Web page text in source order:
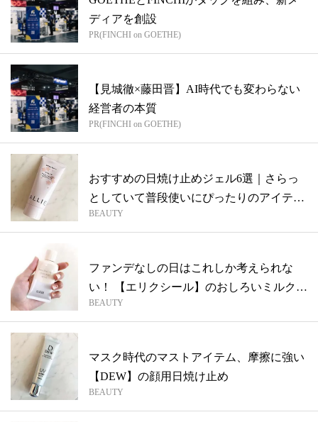
ディアを創設
PR(FINCHI on GOETHE)
【見城徹×藤田晋】AI時代でも変わらない
経営者の本質
PR(FINCHI on GOETHE)
おすすめの日焼け止めジェル6選｜さらっ
としていて普段使いにぴったりのアイテム
まと...
BEAUTY
ファンデなしの日はこれしか考えられな
い！ 【エリクシール】のおしろいミルク・
カバ...
BEAUTY
マスク時代のマストアイテム、摩擦に強い
【DEW】の顔用日焼け止め
BEAUTY